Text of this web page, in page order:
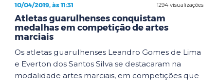
1294 visualizações
10/04/2019, às 11:31
Atletas guarulhenses conquistam
medalhas em competição de artes
marciais
Os atletas guarulhenses Leandro Gomes de Lima
e Everton dos Santos Silva se destacaram na
modalidade artes marciais, em competições que